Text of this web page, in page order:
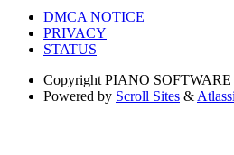
DMCA NOTICE
PRIVACY
STATUS
Copyright PIANO
Powered by Scroll Sites &